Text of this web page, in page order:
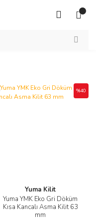
Yuma Kilit
Yuma YMK Eko Gri Döküm
Kısa Kancalı Asma Kilit 63
mm
%40